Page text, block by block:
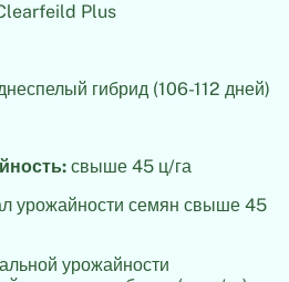
Plus
гибрид (106-112 дней)
свыше 45 ц/га
урожайности семян свыше 45
урожайности